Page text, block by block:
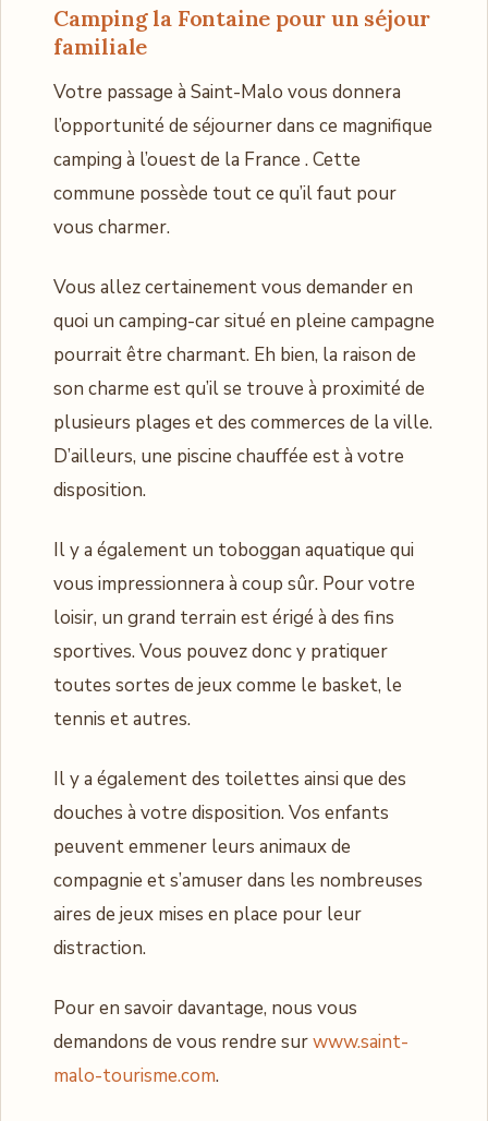
Camping la Fontaine pour un séjour
familiale
Votre passage à Saint-Malo vous donnera
l’opportunité de séjourner dans ce magnifique
camping à l’ouest de la France . Cette
commune possède tout ce qu’il faut pour
vous charmer.
Vous allez certainement vous demander en
quoi un camping-car situé en pleine campagne
pourrait être charmant. Eh bien, la raison de
son charme est qu’il se trouve à proximité de
plusieurs plages et des commerces de la ville.
D’ailleurs, une piscine chauffée est à votre
disposition.
Il y a également un toboggan aquatique qui
vous impressionnera à coup sûr. Pour votre
loisir, un grand terrain est érigé à des fins
sportives. Vous pouvez donc y pratiquer
toutes sortes de jeux comme le basket, le
tennis et autres.
Il y a également des toilettes ainsi que des
douches à votre disposition. Vos enfants
peuvent emmener leurs animaux de
compagnie et s’amuser dans les nombreuses
aires de jeux mises en place pour leur
distraction.
Pour en savoir davantage, nous vous
demandons de vous rendre surwww.saint-
malo-tourisme.com.